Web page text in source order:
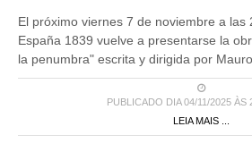
El próximo viernes 7 de noviembre a las
España 1839 vuelve a presentarse la
la penumbra" escrita y dirigida por
PUBLICADO DIA 04/11/2025 ÀS
LEIA MAIS ...